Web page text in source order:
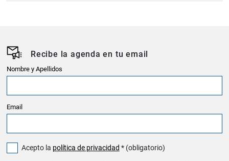
Recibe la agenda en tu email
Nombre y Apellidos
Email
Acepto la política de privacidad * (obligatorio)